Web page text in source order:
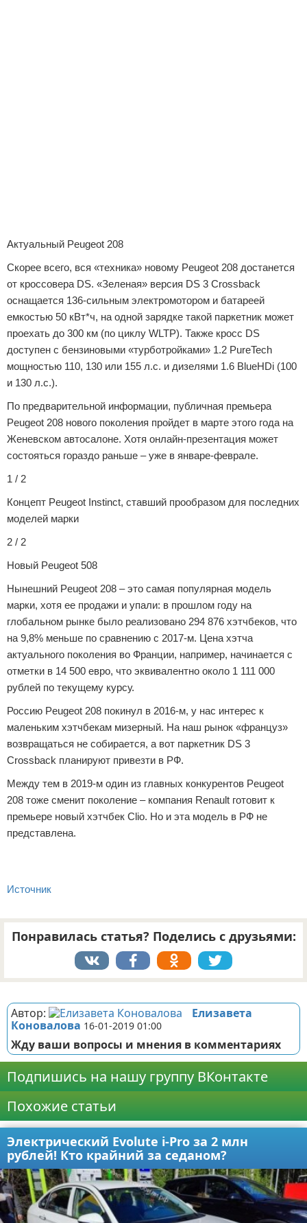
Актуальный Peugeot 208
Скорее всего, вся «техника» новому Peugeot 208 достанется
от кроссовера DS. «Зеленая» версия DS 3 Crossback
оснащается 136-сильным электромотором и батареей
емкостью 50 кВт*ч, на одной зарядке такой паркетник может
проехать до 300 км (по циклу WLTP). Также кросс DS
доступен с бензиновыми «турботройками» 1.2 PureTech
мощностью 110, 130 или 155 л.с. и дизелями 1.6 BlueHDi (100
и 130 л.с.).
По предварительной информации, публичная премьера
Peugeot 208 нового поколения пройдет в марте этого года на
Женевском автосалоне. Хотя онлайн-презентация может
состояться гораздо раньше – уже в январе-феврале.
1 / 2
Концепт Peugeot Instinct, ставший прообразом для последних
моделей марки
2 / 2
Новый Peugeot 508
Нынешний Peugeot 208 – это самая популярная модель
марки, хотя ее продажи и упали: в прошлом году на
глобальном рынке было реализовано 294 876 хэтчбеков, что
на 9,8% меньше по сравнению с 2017-м. Цена хэтча
актуального поколения во Франции, например, начинается с
отметки в 14 500 евро, что эквивалентно около 1 111 000
рублей по текущему курсу.
Россию Peugeot 208 покинул в 2016-м, у нас интерес к
маленьким хэтчбекам мизерный. На наш рынок «француз»
возвращаться не собирается, а вот паркетник DS 3
Crossback планируют привезти в РФ.
Между тем в 2019-м один из главных конкурентов Peugeot
208 тоже сменит поколение – компания Renault готовит к
премьере новый хэтчбек Clio. Но и эта модель в РФ не
представлена.
Источник
Понравилась статья? Поделись с друзьями:
Автор:
Елизавета
Коновалова 16-01-2019 01:00
Жду ваши вопросы и мнения в комментариях
Подпишись на нашу группу ВКонтакте
Похожие статьи
Электрический Evolute i-Pro за 2 млн
рублей! Кто крайний за седаном?